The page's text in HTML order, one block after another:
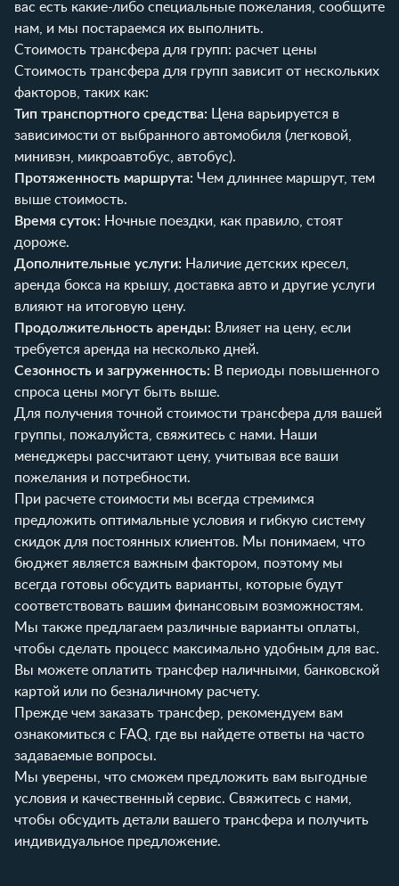
вас есть какие-либо специальные пожелания, сообщите
нам, и мы постараемся их выполнить.
Стоимость трансфера для групп: расчет цены
Стоимость трансфера для групп зависит от нескольких
факторов, таких как:
Тип транспортного средства: Цена варьируется в
зависимости от выбранного автомобиля (легковой,
минивэн, микроавтобус, автобус).
Протяженность маршрута: Чем длиннее маршрут, тем
выше стоимость.
Время суток: Ночные поездки, как правило, стоят
дороже.
Дополнительные услуги: Наличие детских кресел,
аренда бокса на крышу, доставка авто и другие услуги
влияют на итоговую цену.
Продолжительность аренды: Влияет на цену, если
требуется аренда на несколько дней.
Сезонность и загруженность: В периоды повышенного
спроса цены могут быть выше.
Для получения точной стоимости трансфера для вашей
группы, пожалуйста, свяжитесь с нами. Наши
менеджеры рассчитают цену, учитывая все ваши
пожелания и потребности.
При расчете стоимости мы всегда стремимся
предложить оптимальные условия и гибкую систему
скидок для постоянных клиентов. Мы понимаем, что
бюджет является важным фактором, поэтому мы
всегда готовы обсудить варианты, которые будут
соответствовать вашим финансовым возможностям.
Мы также предлагаем различные варианты оплаты,
чтобы сделать процесс максимально удобным для вас.
Вы можете оплатить трансфер наличными, банковской
картой или по безналичному расчету.
Прежде чем заказать трансфер, рекомендуем вам
ознакомиться с FAQ , где вы найдете ответы на часто
задаваемые вопросы.
Мы уверены, что сможем предложить вам выгодные
условия и качественный сервис. Свяжитесь с нами,
чтобы обсудить детали вашего трансфера и получить
индивидуальное предложение.